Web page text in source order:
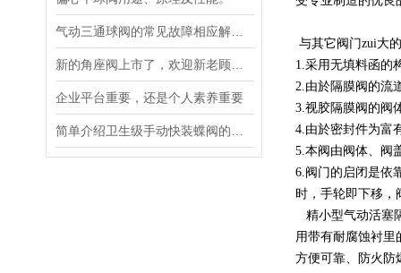
企业平台重要，还是个人素养重要
与其它阀门zui大
1.采用无填料函的
2.由於隔膜阀的流
3.视胶隔膜阀的阀
4.由於密封件为富
5.本阀由阀体、阀
6.阀门的启闭是依
时，手轮即下移，
精小型气动活塞
用带有耐腐蚀衬里
方便可靠、防火防